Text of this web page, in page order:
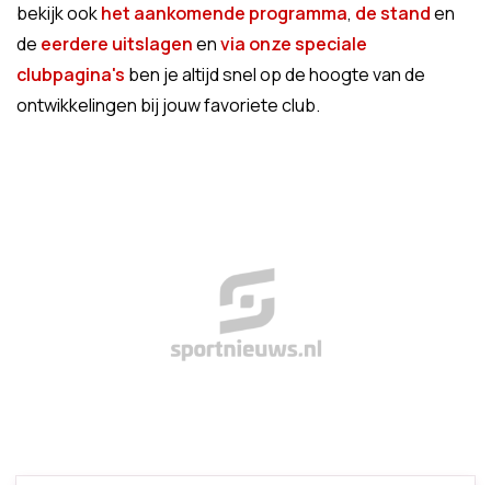
bekijk ookhet aankomende programma, de standen
de eerdere uitslagenenvia onze speciale
clubpagina's ben je altijd snel op de hoogte van de
ontwikkelingen bij jouw favoriete club.